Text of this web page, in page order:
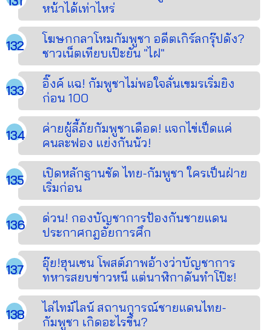
หน้าได้เท่าไหร่
โฆษกกลาโหมกัมพูชา อดีตเกิร์ลกรุ๊ปดัง?
ชาวเน็ตเทียบเป๊ะยัน "ไฝ"
อิ๊งค์ แฉ! กัมพูชาไม่พอใจลั่นเขมรเริ่มยิง
ก่อน 100
ค่ายผู้ลี้ภัยกัมพูชาเดือด! แจกไข่เป็ดแค่
คนละฟอง แย่งกันนัว!
เปิดหลักฐานชัด ไทย-กัมพูชา ใครเป็นฝ่าย
เริ่มก่อน
ด่วน! กองบัญชาการป้องกันชายแดน
ประกาศกฎอัยการศึก
อุ๊ย!ฮุนเซน โพสต์ภาพอ้างว่าบัญชาการ
ทหารสยบข่าวหนี แต่นาฬิกาดันทำโป๊ะ!
ไล่ไทม์ไลน์ สถานการณ์ชายแดนไทย-
กัมพูชา เกิดอะไรขึ้น?